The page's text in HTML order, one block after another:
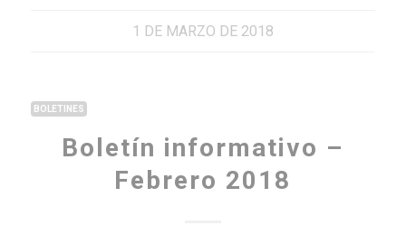
1 DE MARZO DE 2018
BOLETINES
Boletín informativo –
Febrero 2018